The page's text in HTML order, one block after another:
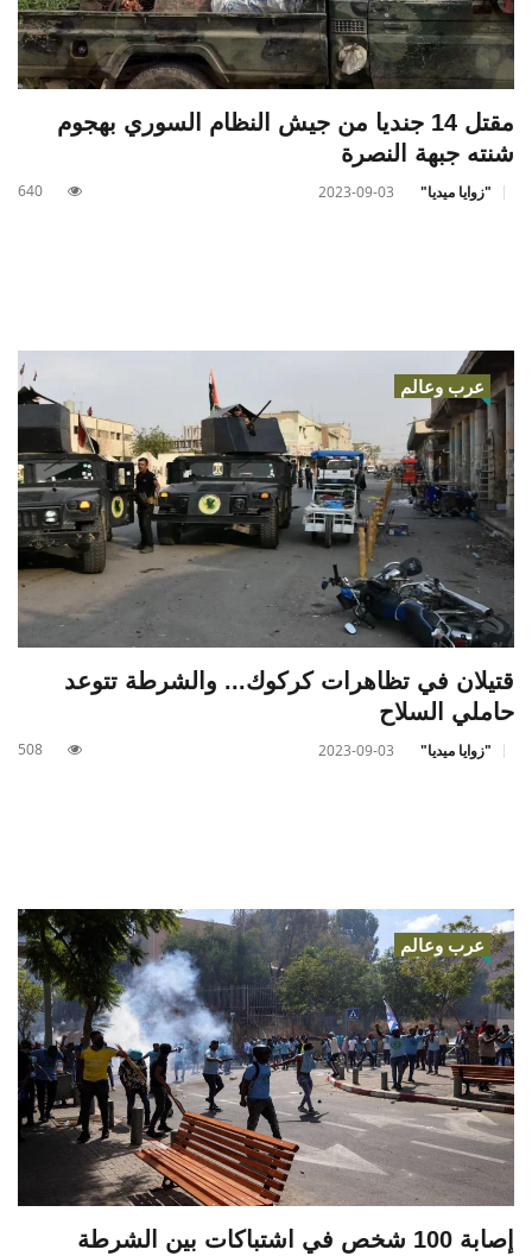
مقتل 14 جنديا من جيش النظام السوري بهجوم
شنته جبهة النصرة
"زوايا ميديا" 2023-09-03
640
عرب وعالم
قتيلان في تظاهرات كركوك... والشرطة تتوعد
حاملي السلاح
"زوايا ميديا" 2023-09-03
508
عرب وعالم
إصابة 100 شخص في اشتباكات بين الشرطة